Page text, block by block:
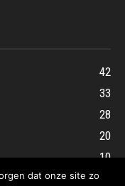
42
33
28
20
10
dat onze site zo